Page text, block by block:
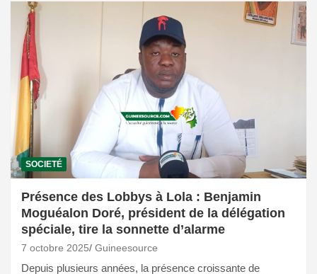
SOCIETÉ
Présence des Lobbys à Lola : Benjamin
Moguéalon Doré, président de la délégation
spéciale, tire la sonnette d’alarme
7 octobre 2025 Guineesource
Depuis plusieurs années, la présence croissante de